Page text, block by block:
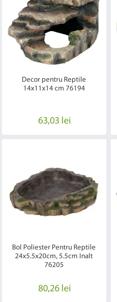
Decor pentru Reptile
14x11x14 cm 76194
63,03 lei
Bol Poliester Pentru Reptile
24x5.5x20cm, 5.5cm Inalt
76205
80,26 lei